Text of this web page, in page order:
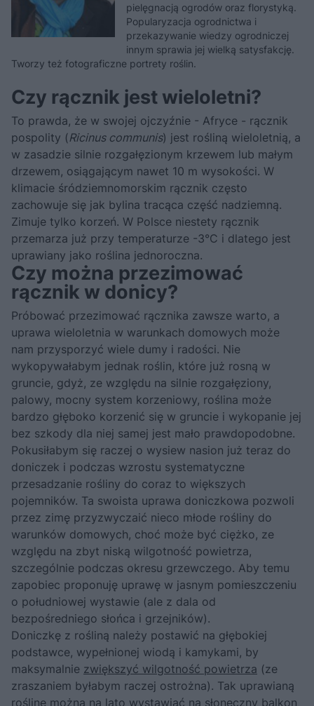
pielęgnacją ogrodów oraz florystyką.
Popularyzacja ogrodnictwa i
przekazywanie wiedzy ogrodniczej
innym sprawia jej wielką satysfakcję.
Tworzy też fotograficzne portrety roślin.
Czy rącznik jest wieloletni?
To prawda, że w swojej ojczyźnie - Afryce - rącznik
pospolity (Ricinus communis) jest rośliną wieloletnią, a
w zasadzie silnie rozgałęzionym krzewem lub małym
drzewem, osiągającym nawet 10 m wysokości. W
klimacie śródziemnomorskim rącznik często
zachowuje się jak bylina tracąca część nadziemną.
Zimuje tylko korzeń. W Polsce niestety rącznik
przemarza już przy temperaturze -3°C i dlatego jest
uprawiany jako roślina jednoroczna.
Czy można przezimować
rącznik w donicy?
Próbować przezimować rącznika zawsze warto, a
uprawa wieloletnia w warunkach domowych może
nam przysporzyć wiele dumy i radości. Nie
wykopywałabym jednak roślin, które już rosną w
gruncie, gdyż, ze względu na silnie rozgałęziony,
palowy, mocny system korzeniowy, roślina może
bardzo głęboko korzenić się w gruncie i wykopanie jej
bez szkody dla niej samej jest mało prawdopodobne.
Pokusiłabym się raczej o wysiew nasion już teraz do
doniczek i podczas wzrostu systematyczne
przesadzanie rośliny do coraz to większych
pojemników. Ta swoista uprawa doniczkowa pozwoli
przez zimę przyzwyczaić nieco młode rośliny do
warunków domowych, choć może być ciężko, ze
względu na zbyt niską wilgotność powietrza,
szczególnie podczas okresu grzewczego. Aby temu
zapobiec proponuję uprawę w jasnym pomieszczeniu
o południowej wystawie (ale z dala od
bezpośredniego słońca i grzejników).
Doniczkę z rośliną należy postawić na głębokiej
podstawce, wypełnionej wiodą i kamykami, by
maksymalnie zwiększyć wilgotność powietrza (ze
zraszaniem byłabym raczej ostrożna). Tak uprawianą
roślinę można na lato wystawiać na słoneczny balkon